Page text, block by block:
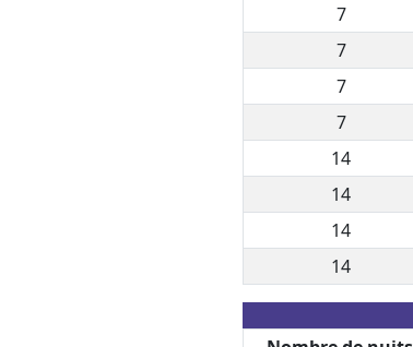
7
7
7
7
14
14
14
14